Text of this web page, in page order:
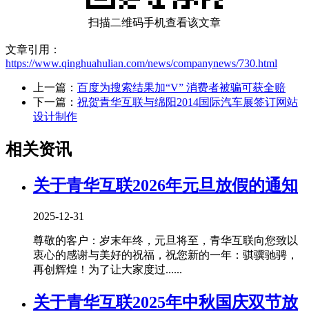
扫描二维码手机查看该文章
文章引用：
https://www.qinghuahulian.com/news/companynews/730.html
上一篇： 百度为搜索结果加“V” 消费者被骗可获全赔
下一篇： 祝贺青华互联与绵阳2014国际汽车展签订网站
设计制作
相关资讯
关于青华互联2026年元旦放假的通知
2025-12-31
尊敬的客户：岁末年终，元旦将至，青华互联向您致以
衷心的感谢与美好的祝福，祝您新的一年：骐骥驰骋，
再创辉煌！为了让大家度过......
关于青华互联2025年中秋国庆双节放